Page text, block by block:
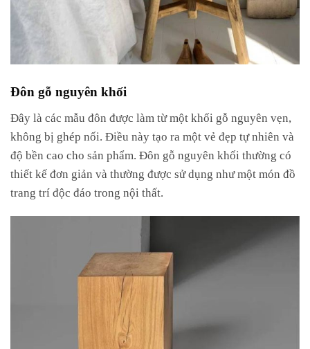
Đôn gỗ nguyên khối
Đây là các mẫu đôn được làm từ một khối gỗ nguyên vẹn,
không bị ghép nối. Điều này tạo ra một vẻ đẹp tự nhiên và
độ bền cao cho sản phẩm. Đôn gỗ nguyên khối thường có
thiết kế đơn giản và thường được sử dụng như một món đồ
trang trí độc đáo trong nội thất.